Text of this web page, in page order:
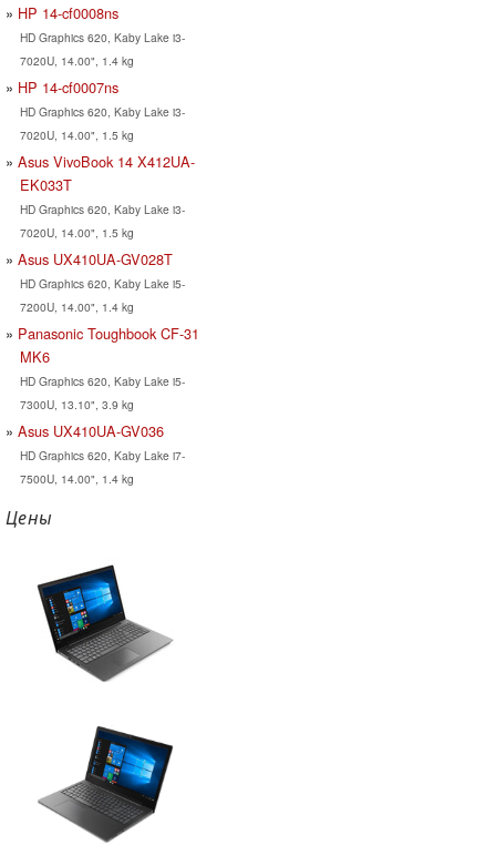
HP 14-cf0008ns
HD Graphics 620, Kaby Lake i3-
7020U, 14.00", 1.4 kg
HP 14-cf0007ns
HD Graphics 620, Kaby Lake i3-
7020U, 14.00", 1.5 kg
Asus VivoBook 14 X412UA-
EK033T
HD Graphics 620, Kaby Lake i3-
7020U, 14.00", 1.5 kg
Asus UX410UA-GV028T
HD Graphics 620, Kaby Lake i5-
7200U, 14.00", 1.4 kg
Panasonic Toughbook CF-31
MK6
HD Graphics 620, Kaby Lake i5-
7300U, 13.10", 3.9 kg
Asus UX410UA-GV036
HD Graphics 620, Kaby Lake i7-
7500U, 14.00", 1.4 kg
Цены